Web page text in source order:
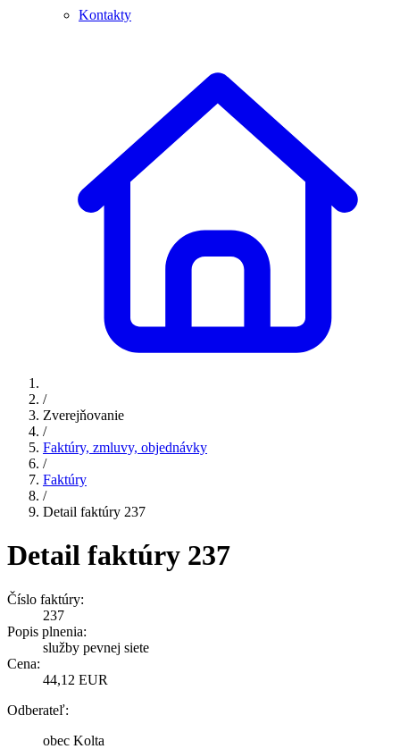
Kontakty
/
Zverejňovanie
/
Faktúry, zmluvy, objednávky
/
Faktúry
/
Detail faktúry 237
Detail faktúry 237
Číslo faktúry:
237
Popis plnenia:
služby pevnej siete
Cena:
44,12 EUR
Odberateľ:
obec Kolta